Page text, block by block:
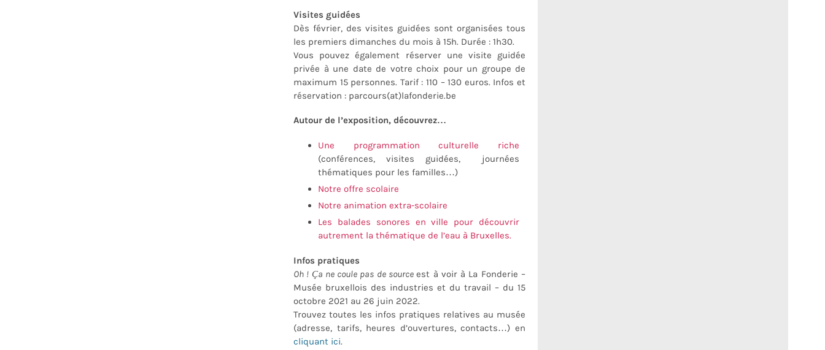
Visites guidées
Dès février, des visites guidées sont organisées tous
les premiers dimanches du mois à 15h. Durée : 1h30.
Vous pouvez également réserver une visite guidée
privée à une date de votre choix pour un groupe de
maximum 15 personnes. Tarif : 110 – 130 euros. Infos et
réservation : parcours(at)lafonderie.be
Autour de l’exposition, découvrez…
Une programmation culturelle riche
(conférences, visites guidées, journées
thématiques pour les familles…)
Notre offre scolaire
Notre animation extra-scolaire
Les balades sonores en ville pour découvrir
autrement la thématique de l’eau à Bruxelles.
Infos pratiques
Oh ! Ça ne coule pas de sourceest à voir à La Fonderie –
Musée bruxellois des industries et du travail – du 15
octobre 2021 au 26 juin 2022.
Trouvez toutes les infos pratiques relatives au musée
(adresse, tarifs, heures d’ouvertures, contacts…) en
cliquant ici.